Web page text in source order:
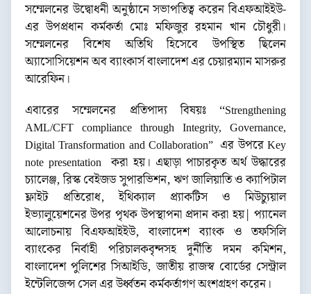
সম্মেলনের উদ্বোধনী অনুষ্ঠানে সভাপতিত্ব করেন বিএফআইইউ-
এর উপপ্রধান কর্মকর্তা মোঃ মফিজুর রহমান খান চৌধুরী।
সম্মেলনের বিশেষ অতিথি হিসেবে উপস্থিত ছিলেন
অ্যাসোসিয়েশন অব ব্যাংকার্স বাংলাদেশ এর চেয়ারম্যান মাসরুর
আরেফিন।
এবারের সম্মেলনের প্রতিপাদ্য বিষয়ঃ ‘‘Strengthening
AML/CFT compliance through Integrity, Governance,
Digital Transformation and Collaboration” এর উপরেKey
note presentation
করা হয়। এছাড়া পাচারকৃত অর্থ উদ্ধারের
চ্যালেঞ্জ, রিস্ক বেইজড সুপারভিশন, ঋণ জালিয়াতি ও ক্যাপিটাল
ফ্লাইট প্রতিরোধ, ইথিক্যাল প্র্যাকটিস ও মিউচ্যুয়াল
ইভ্যালুয়েশনের উপর পৃথক উপস্থাপনা প্রদান করা হয়| প্যানেল
আলোচনায় বিএফআইইউ, বাংলাদেশ ব্যাংক ও তফসিলি
ব্যাংকের নির্বাহী পরিচালকবৃন্দসহ দুর্নীতি দমন কমিশন,
বাংলাদেশ পুলিশের সিআইডি, জাতীয় রাজস্ব বোর্ডের সেন্ট্রাল
ইন্টেলিজেন্স সেল এর উর্ধ্বতন কর্মকর্তাগণ অংশগ্রহণ করেন।